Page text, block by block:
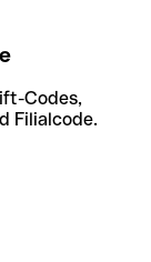
Codes,
Filialcode.